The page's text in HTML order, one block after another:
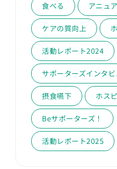
食べる アニュ
ケアの質向上
活動レポート2024
サポーターズインタ
摂食嚥下 ホス
Beサポーターズ！
活動レポート2025